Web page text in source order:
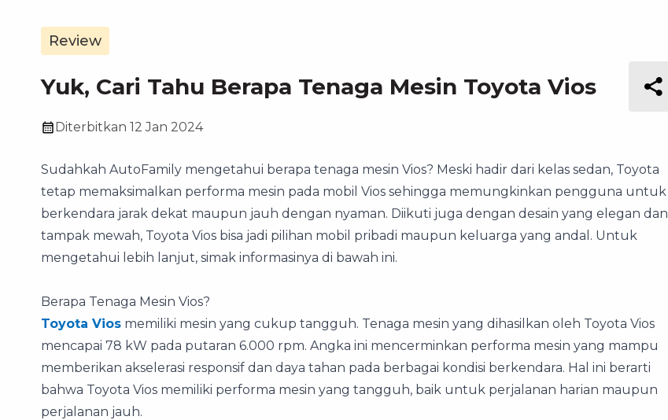
Review
Yuk, Cari Tahu Berapa Tenaga Mesin Toyota Vios
Diterbitkan 12 Jan 2024
Sudahkah AutoFamily mengetahui berapa tenaga mesin Vios? Meski hadir dari kelas sedan, Toyota
tetap memaksimalkan performa mesin pada mobil Vios sehingga memungkinkan pengguna untuk
berkendara jarak dekat maupun jauh dengan nyaman. Diikuti juga dengan desain yang elegan dan
tampak mewah, Toyota Vios bisa jadi pilihan mobil pribadi maupun keluarga yang andal. Untuk
mengetahui lebih lanjut, simak informasinya di bawah ini.
Berapa Tenaga Mesin Vios?
Toyota Vios memiliki mesin yang cukup tangguh. Tenaga mesin yang dihasilkan oleh Toyota Vios
mencapai 78 kW pada putaran 6.000 rpm. Angka ini mencerminkan performa mesin yang mampu
memberikan akselerasi responsif dan daya tahan pada berbagai kondisi berkendara. Hal ini berarti
bahwa Toyota Vios memiliki performa mesin yang tangguh, baik untuk perjalanan harian maupun
perjalanan jauh.